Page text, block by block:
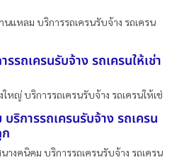
แหลม บริการรถเครนรับจ้าง รถเครน
รถเครนรับจ้าง รถเครนให้เช่า
หญ่ บริการรถเครนรับจ้าง รถเครนให้เช่
ริการรถเครนรับจ้าง รถเครน
างคนิคม บริการรถเครนรับจ้าง รถเครน